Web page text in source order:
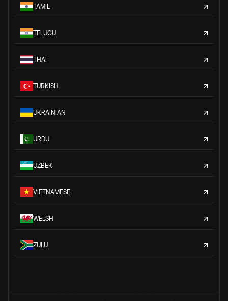
TAMIL
TELUGU
THAI
TURKISH
UKRAINIAN
URDU
UZBEK
VIETNAMESE
WELSH
ZULU